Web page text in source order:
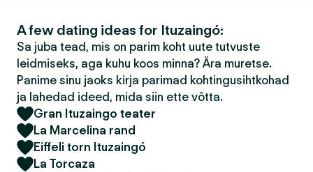
A few dating ideas for Ituzaingó:
Sa juba tead, mis on parim koht uute tutvuste
leidmiseks, aga kuhu koos minna? Ära muretse.
Panime sinu jaoks kirja parimad kohtingusihtkohad
ja lahedad ideed, mida siin ette võtta.
Gran Ituzaingo teater
La Marcelina rand
Eiffeli torn Ituzaingó
La Torcaza